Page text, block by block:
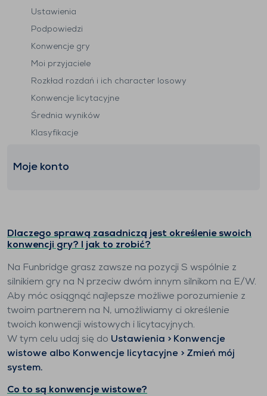
Ustawienia
Podpowiedzi
Konwencje gry
Moi przyjaciele
Rozkład rozdań i ich character losowy
Konwencje licytacyjne
Średnia wyników
Klasyfikacje
Moje konto
Dlaczego sprawą zasadniczą jest określenie swoich
konwencji gry? I jak to zrobić?
Na Funbridge grasz zawsze na pozycji S wspólnie z
silnikiem gry na N przeciw dwóm innym silnikom na E/W.
Aby móc osiągnąć najlepsze możliwe porozumienie z
twoim partnerem na N, umożliwiamy ci określenie
twoich konwencji wistowych i licytacyjnych.
W tym celu udaj się do Ustawienia > Konwencje
wistowe albo Konwencje licytacyjne > Zmień mój
system.
Co to są konwencje wistowe?